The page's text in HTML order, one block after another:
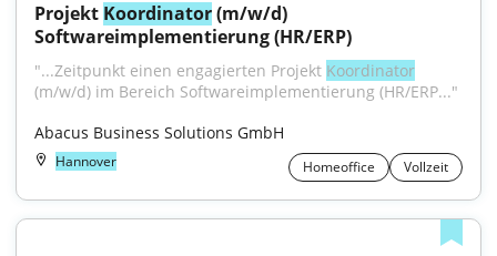
Projekt Koordinator (m/w/d)
Softwareimplementierung (HR/ERP)
"...Zeitpunkt einen engagierten Projekt Koordinator
(m/w/d) im Bereich Softwareimplementierung (HR/ERP..."
Abacus Business Solutions GmbH
Hannover Homeoffice Vollzeit